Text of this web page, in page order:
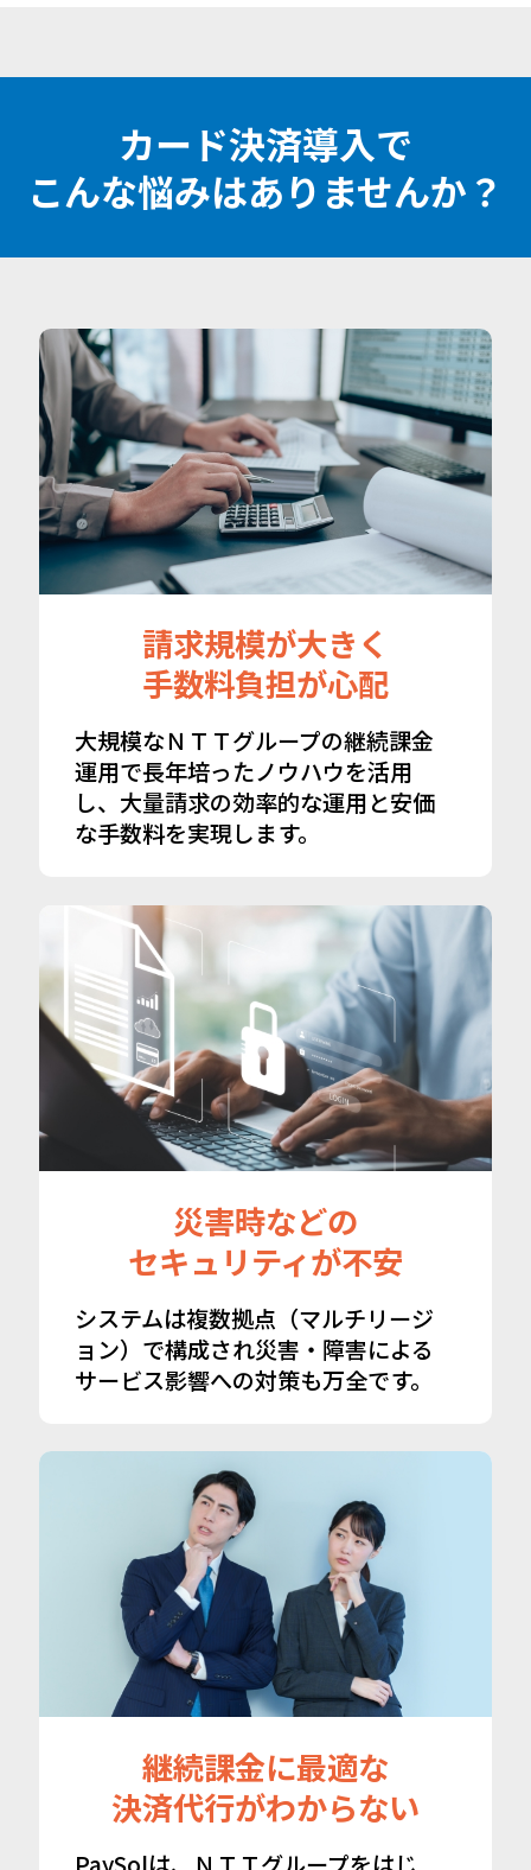
カード決済導入で
こんな悩みはありませんか？
請求規模が大きく
手数料負担が心配
大規模なＮＴＴグループの継続課金
運用で長年培ったノウハウを活用
し、大量請求の効率的な運用と安価
な手数料を実現します。
災害時などの
セキュリティが不安
システムは複数拠点（マルチリージ
ョン）で構成され災害・障害による
サービス影響への対策も万全です。
継続課金に最適な
決済代行がわからない